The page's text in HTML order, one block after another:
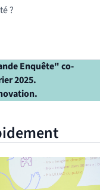
?
Enquête" co-
2025.